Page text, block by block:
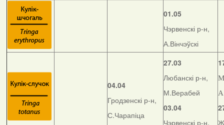
01.05
Чэрвенскі р-н,
А.Вінчэўскі
04.04
Гродзенскі р-н,
С.Чарапіца
27.03
Любанскі р-н,
М.Верабей
03.04
Чэрвенскі р-н,